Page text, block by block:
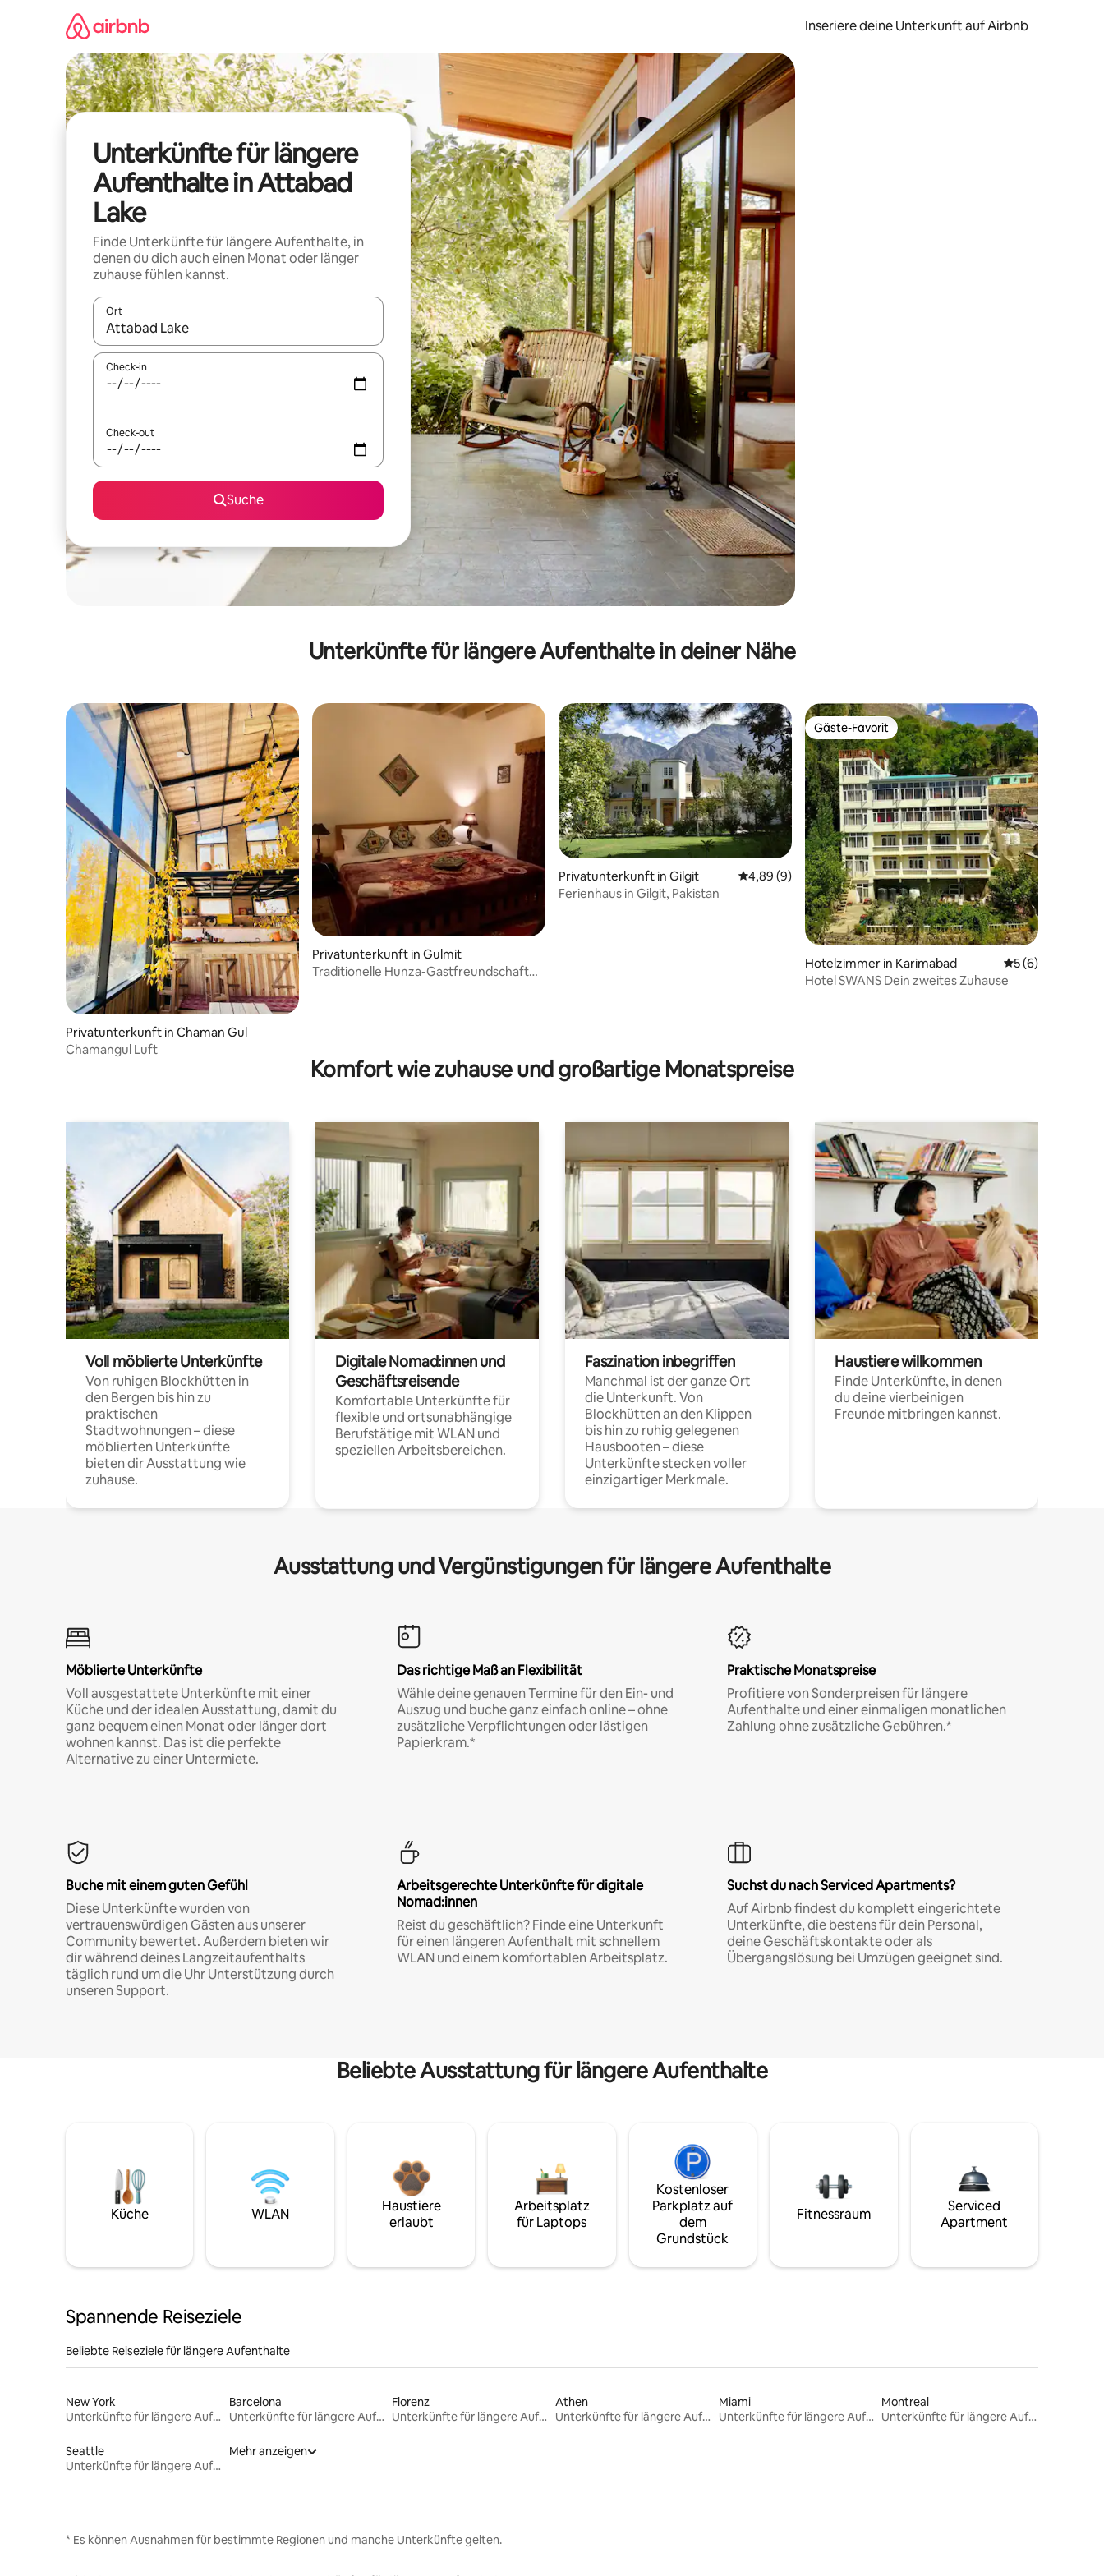
Inseriere deine Unterkunft auf Airbnb
Unterkünfte für längere
Aufenthalte in Attabad
Lake
Finde Unterkünfte für längere Aufenthalte, in
denen du dich auch einen Monat oder länger
zuhause fühlen kannst.
Ort
Wenn Ergebnisse verfügbar sind, navigiere mit den Pfeiltasten nach oben und unten oder erkunde die Ergebnisse durch Berühren oder Wischgesten.
Check-in
Check-out
Suche
Unterkünfte für längere Aufenthalte in deiner Nähe
Privatunterkunft in Chaman Gul
Chamangul Luft
Privatunterkunft in Gulmit
Traditionelle Hunza-Gastfreundschaft
Privatunterkunft in Gilgit Durchschnittliche Bewertung: 4,89 von 5, 9 Bewertungen
4,89 (9)
Ferienhaus in Gilgit, Pakistan
Gäste-Favorit
Gäste-Favorit
Hotelzimmer in Karimabad
5 (6)
Hotel SWANS Dein zweites Zuhause
Komfort wie zuhause und großartige Monatspreise
Voll möblierte Unterkünfte
Von ruhigen Blockhütten in
den Bergen bis hin zu
praktischen
Stadtwohnungen – diese
möblierten Unterkünfte
bieten dir Ausstattung wie
zuhause.
Digitale Nomad:innen und
Geschäftsreisende
Komfortable Unterkünfte für
flexible und ortsunabhängige
Berufstätige mit WLAN und
speziellen Arbeitsbereichen.
Faszination inbegriffen
Manchmal ist der ganze Ort
die Unterkunft. Von
Blockhütten an den Klippen
bis hin zu ruhig gelegenen
Hausbooten – diese
Unterkünfte stecken voller
einzigartiger Merkmale.
Haustiere willkommen
Finde Unterkünfte, in denen
du deine vierbeinigen
Freunde mitbringen kannst.
Ausstattung und Vergünstigungen für längere Aufenthalte
Möblierte Unterkünfte
Voll ausgestattete Unterkünfte mit einer
Küche und der idealen Ausstattung, damit du
ganz bequem einen Monat oder länger dort
wohnen kannst. Das ist die perfekte
Alternative zu einer Untermiete.
Das richtige Maß an Flexibilität
Wähle deine genauen Termine für den Ein- und
Auszug und buche ganz einfach online – ohne
zusätzliche Verpflichtungen oder lästigen
Papierkram.*
Praktische Monatspreise
Profitiere von Sonderpreisen für längere
Aufenthalte und einer einmaligen monatlichen
Zahlung ohne zusätzliche Gebühren.*
Buche mit einem guten Gefühl
Diese Unterkünfte wurden von
vertrauenswürdigen Gästen aus unserer
Community bewertet. Außerdem bieten wir
dir während deines Langzeitaufenthalts
täglich rund um die Uhr Unterstützung durch
unseren Support.
Arbeitsgerechte Unterkünfte für digitale
Nomad:innen
Reist du geschäftlich? Finde eine Unterkunft
für einen längeren Aufenthalt mit schnellem
WLAN und einem komfortablen Arbeitsplatz.
Suchst du nach Serviced Apartments?
Auf Airbnb findest du komplett eingerichtete
Unterkünfte, die bestens für dein Personal,
deine Geschäftskontakte oder als
Übergangslösung bei Umzügen geeignet sind.
Beliebte Ausstattung für längere Aufenthalte
Küche WLAN
Haustiere
erlaubt
Arbeitsplatz
für Laptops
Kostenloser
Parkplatz auf
dem
Grundstück
Fitnessraum
Serviced
Apartment
Spannende Reiseziele
Beliebte Reiseziele für längere Aufenthalte
New York
Unterkünfte für längere Aufenthalte
Barcelona
Unterkünfte für längere Aufenthalte
Florenz
Unterkünfte für längere Aufenthalte
Athen
Unterkünfte für längere Aufenthalte
Miami
Unterkünfte für längere Aufenthalte
Montreal
Unterkünfte für längere Aufenthalte
Seattle
Unterkünfte für längere Aufenthalte
Mehr anzeigen
* Es können Ausnahmen für bestimmte Regionen und manche Unterkünfte gelten.